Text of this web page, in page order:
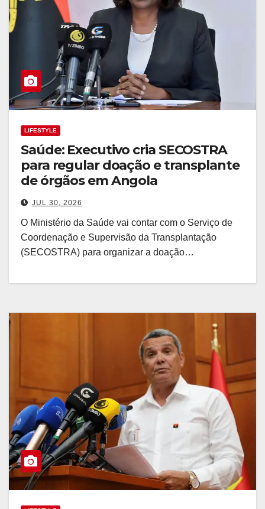
LIFESTYLE
Saúde: Executivo cria SECOSTRA
para regular doação e transplante
de órgãos em Angola
JUL 30, 2026
O Ministério da Saúde vai contar com o Serviço de
Coordenação e Supervisão da Transplantação
(SECOSTRA) para organizar a doação…